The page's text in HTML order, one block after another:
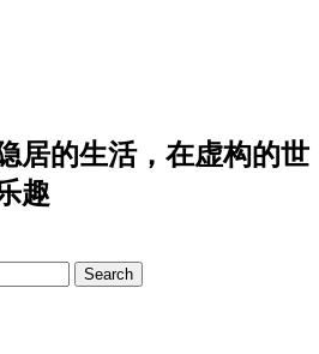
居的生活，在虚构的世
趣